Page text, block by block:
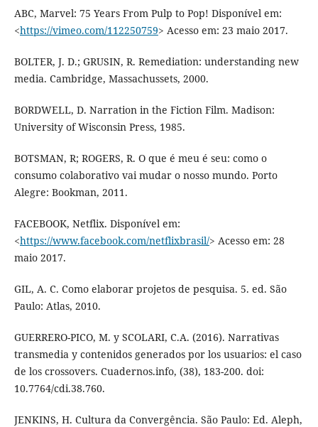
ABC, Marvel: 75 Years From Pulp to Pop! Disponível em:
<https://vimeo.com/112250759> Acesso em: 23 maio 2017.
BOLTER, J. D.; GRUSIN, R. Remediation: understanding new
media. Cambridge, Massachussets, 2000.
BORDWELL, D. Narration in the Fiction Film. Madison:
University of Wisconsin Press, 1985.
BOTSMAN, R; ROGERS, R. O que é meu é seu: como o
consumo colaborativo vai mudar o nosso mundo. Porto
Alegre: Bookman, 2011.
FACEBOOK, Netflix. Disponível em:
<https://www.facebook.com/netflixbrasil/> Acesso em: 28
maio 2017.
GIL, A. C. Como elaborar projetos de pesquisa. 5. ed. São
Paulo: Atlas, 2010.
GUERRERO-PICO, M. y SCOLARI, C.A. (2016). Narrativas
transmedia y contenidos generados por los usuarios: el caso
de los crossovers. Cuadernos.info, (38), 183-200. doi:
10.7764/cdi.38.760.
JENKINS, H. Cultura da Convergência. São Paulo: Ed. Aleph,